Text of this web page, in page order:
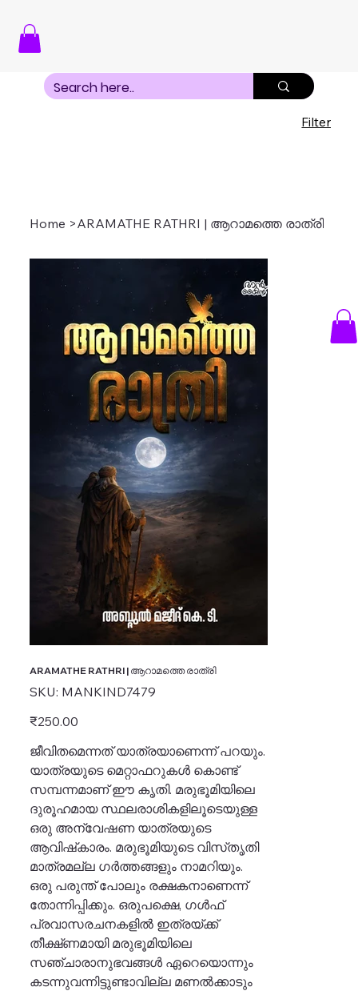
Home >ARAMATHE RATHRI | ആറാമത്തെ രാത്രി
ARAMATHE RATHRI | ആറാമത്തെ രാത്രി
SKU: SKU
MANKIND7479
MANKIND7479
Price
₹250.00
ജീവിതമെന്നത് യാത്രയാണെന്ന് പറയും.
യാത്രയുടെ മെറ്റാഫറുകൾ കൊണ്ട്
സമ്പന്നമാണ് ഈ കൃതി. മരുഭൂമിയിലെ
ദുരൂഹമായ സ്ഥലരാശികളിലൂടെയുള്ള
ഒരു അന്വേഷണ യാത്രയുടെ
ആവിഷ്‌കാരം. മരുഭൂമിയുടെ വിസ്‌തൃതി
മാത്രമല്ല ഗർത്തങ്ങളും നാമറിയും.
ഒരു പരുന്ത് പോലും രക്ഷകനാണെന്ന്
തോന്നിപ്പിക്കും. ഒരുപക്ഷെ, ഗൾഫ്
പ്രവാസരചനകളിൽ ഇത്രയ്ക്ക്
തീക്ഷ്‌ണമായി മരുഭൂമിയിലെ
സഞ്ചാരാനുഭവങ്ങൾ ഏറെയൊന്നും
കടന്നുവന്നിട്ടുണ്ടാവില്ല മണൽക്കാടും
Filter